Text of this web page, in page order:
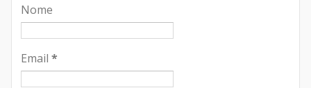
Nome
Email *